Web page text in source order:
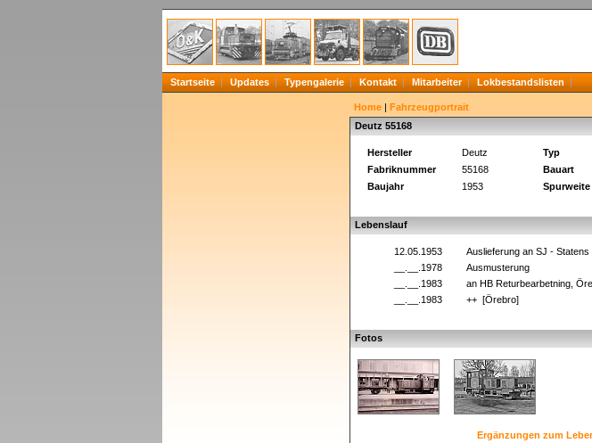
Startseite Updates Typengalerie Kontakt Mitarbeiter Lokbestandslisten
Home | Fahrzeugportrait
Deutz 55168
Hersteller Deutz Typ
Fabriknummer
55168 Bauart
Baujahr
1953 Spurweite
Lebenslauf
12.05.1953
Auslieferung an SJ -
__.__.1978
Ausmusterung
__.__.1983
an HB Returbearbetning,
__.__.1983
++ [Örebro]
Fotos
Ergänzungen zum